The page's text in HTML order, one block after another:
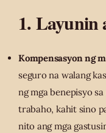
1. Layunin
Kompensasyon ng
seguro na walang
ng mga benepisyo
trabaho, kahit sino
nito ang mga